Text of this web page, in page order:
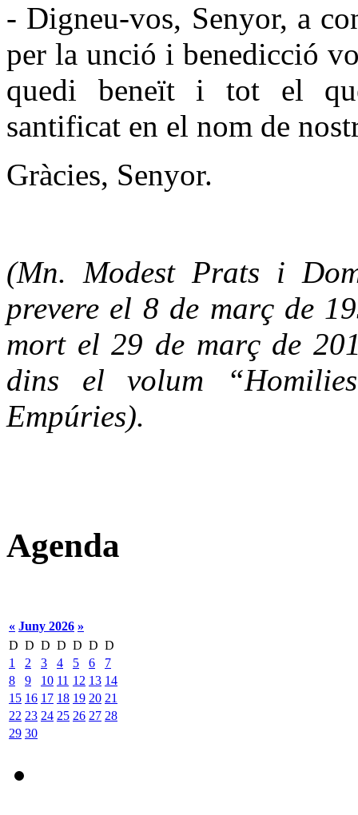
- Digneu-vos, Senyor, a
per la unció i benedicció
quedi beneït i tot el
santificat en el nom de
Gràcies, Senyor.
(Mn. Modest Prats i
prevere el 8 de març de
mort el 29 de març de
dins el volum
Empúries).
Agenda
« Juny 2026 »
D D D D D D D
1
2 3 4 5 6
7
8
9 10 11 12 13 14
15 16 17 18 19 20 21
22 23 24 25 26 27 28
29 30